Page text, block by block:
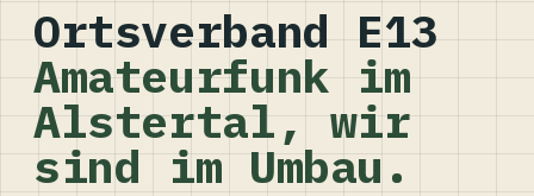
Ortsverband E13
Amateurfunk im
Alstertal, wir
sind im Umbau.